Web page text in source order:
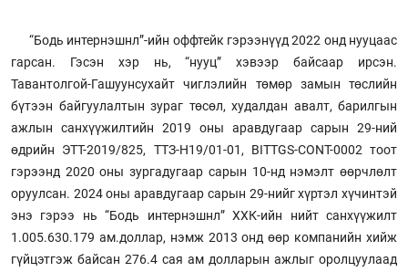
“Бодь интернэшнл”-ийн оффтейк гэрээнүүд 2022 онд нууцаас
гарсан. Гэсэн хэр нь, “нууц” хэвээр байсаар ирсэн.
Тавантолгой-Гашуунсухайт чиглэлийн төмөр замын төслийн
бүтээн байгуулалтын зураг төсөл, худалдан авалт, барилгын
ажлын санхүүжилтийн 2019 оны аравдугаар сарын 29-ний
өдрийн ЭТТ-2019/825, ТТЗ-Н19/01-01, BITTGS-CONT-0002 тоот
гэрээнд 2020 оны зургадугаар сарын 10-нд нэмэлт өөрчлөлт
оруулсан. 2024 оны аравдугаар сарын 29-нийг хүртэл хүчинтэй
энэ гэрээ нь “Бодь интернэшнл” ХХК-ийн нийт санхүүжилт
1.005.630.179 ам.доллар, нэмж 2013 онд өөр компанийн хийж
гүйцэтгэж байсан 276.4 сая ам долларын ажлыг оролцуулаад